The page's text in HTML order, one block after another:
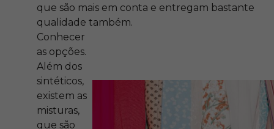
que são mais em conta e entregam bastante
qualidade também.
Conhecer
as opções.
Além dos
sintéticos,
existem as
misturas,
que são